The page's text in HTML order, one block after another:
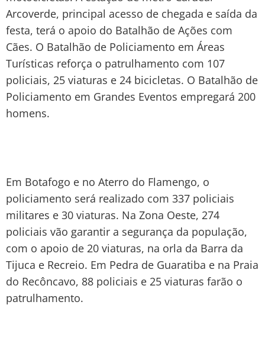
Arcoverde, principal acesso de chegada e saída da
festa, terá o apoio do Batalhão de Ações com
Cães. O Batalhão de Policiamento em Áreas
Turísticas reforça o patrulhamento com 107
policiais, 25 viaturas e 24 bicicletas. O Batalhão de
Policiamento em Grandes Eventos empregará 200
homens.
Em Botafogo e no Aterro do Flamengo, o
policiamento será realizado com 337 policiais
militares e 30 viaturas. Na Zona Oeste, 274
policiais vão garantir a segurança da população,
com o apoio de 20 viaturas, na orla da Barra da
Tijuca e Recreio. Em Pedra de Guaratiba e na Praia
do Recôncavo, 88 policiais e 25 viaturas farão o
patrulhamento.